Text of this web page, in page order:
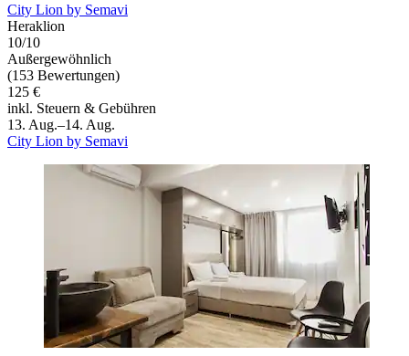
City Lion by Semavi
Heraklion
10/10
Außergewöhnlich
(153 Bewertungen)
125 €
inkl. Steuern & Gebühren
13. Aug.–14. Aug.
City Lion by Semavi